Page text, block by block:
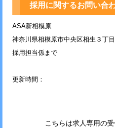
採用に関するお問い合
ASA新相模原
神奈川県相模原市中央区相生３丁
採用担当係まで
更新時間：
こちらは求人専用の受